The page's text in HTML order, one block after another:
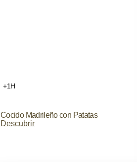
+1H
Cocido Madrileño con Patatas
Descubrir